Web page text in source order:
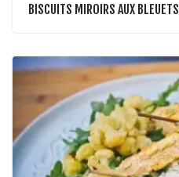
BISCUITS MIROIRS AUX BLEUETS